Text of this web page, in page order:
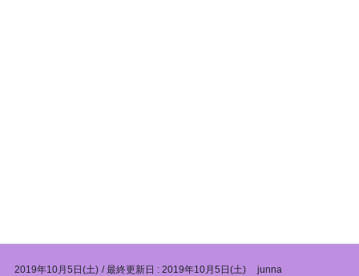
2019年10月5日(土) / 最終更新日 : 2019年10月5日(土) junna